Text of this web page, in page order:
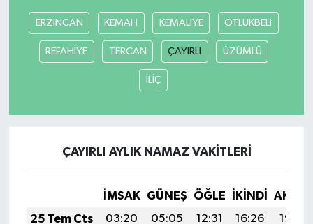
ERZİNCAN KEMAH KEMALİYE OTLUKBELİ
REFAHİYE TERCAN ÇAYIRLI ÜZÜMLÜ
İLİÇ
ÇAYIRLI AYLIK NAMAZ VAKITLERI
İMSAK GÜNEŞ ÖĞLE İKINDI
25 Tem Cts
03:20 05:05 12:31 16:26
19:48
Yaşam